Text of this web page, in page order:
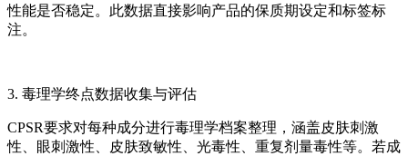
性能是否稳定。此数据直接影响产品的保质期设定和标签标
注。
3. 毒理学终点数据收集与评估
CPSR要求对每种成分进行毒理学档案整理，涵盖皮肤刺激
性、眼刺激性、皮肤致敏性、光毒性、重复剂量毒性等。若成